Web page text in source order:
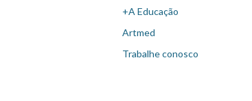
+A Educação
Artmed
Trabalhe conosco